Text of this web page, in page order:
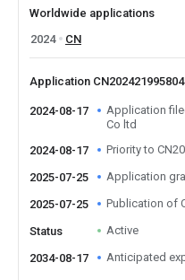
Worldwide applications
2024
CN
Application
2024-08-17
Application
Co ltd
2024-08-17
Priority to
2025-07-25 Application
2025-07-25 Publication of
Status Active
2034-08-17 Anticipated